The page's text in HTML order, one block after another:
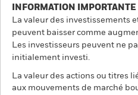
INFORMATION
La valeur des investissements
peuvent baisser comme
Les investisseurs peuvent ne
initialement investi.
La valeur des actions ou titres
aux mouvements de marché